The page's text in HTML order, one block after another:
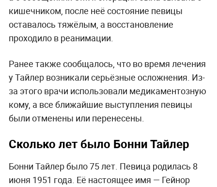
кишечником, после неё состояние певицы
оставалось тяжёлым, а восстановление
проходило в реанимации.
Ранее также сообщалось, что во время лечения
у Тайлер возникали серьёзные осложнения. Из-
за этого врачи использовали медикаментозную
кому, а все ближайшие выступления певицы
были отменены или перенесены.
Сколько лет было Бонни Тайлер
Бонни Тайлер было 75 лет. Певица родилась 8
июня 1951 года. Её настоящее имя — Гейнор